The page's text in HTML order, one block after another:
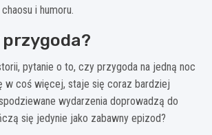
i humoru.
przygoda?
pytanie o to, czy przygoda na jedną noc
w coś więcej, staje się coraz bardziej
wydarzenia doprowadzą do
się jedynie jako zabawny epizod?